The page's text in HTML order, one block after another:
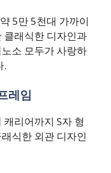
5만 5천대 가까이
클래식한 디자인과
소 모두가 사랑하
.
레임
리어까지 S자 형
식한 외관 디자인